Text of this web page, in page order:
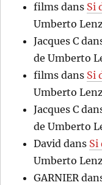
films dans Si
Umberto
Jacques C
de Umberto
films dans Si
Umberto
Jacques C
de Umberto
David dans Si
Umberto
GARNIER